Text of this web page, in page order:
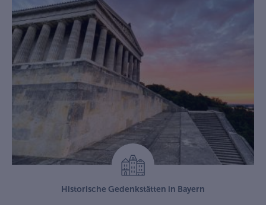
Historische Gedenkstätten in Bayern